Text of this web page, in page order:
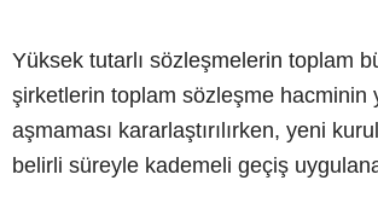
Yüksek tutarlı sözleşmelerin toplam
şirketlerin toplam sözleşme hacminin
aşmaması kararlaştırılırken, yeni
belirli süreyle kademeli geçiş